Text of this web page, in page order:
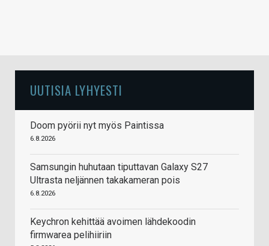
UUTISIA LYHYESTI
Doom pyörii nyt myös Paintissa
6.8.2026
Samsungin huhutaan tiputtavan Galaxy S27
Ultrasta neljännen takakameran pois
6.8.2026
Keychron kehittää avoimen lähdekoodin
firmwarea pelihiiriin